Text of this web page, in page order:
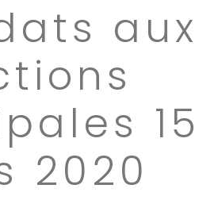
aux
15
2020